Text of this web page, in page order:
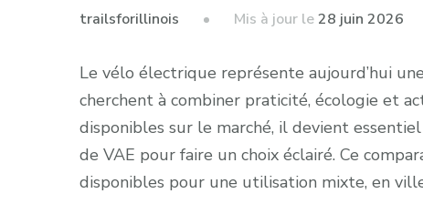
trailsforillinois Mis à jour le28 juin 2026
Le vélo électrique représente aujourd’hui
cherchent à combiner praticité, écologie et
disponibles sur le marché, il devient
de VAE pour faire un choix éclairé. Ce
disponibles pour une utilisation mixte, en